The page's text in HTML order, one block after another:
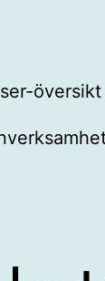
översikt